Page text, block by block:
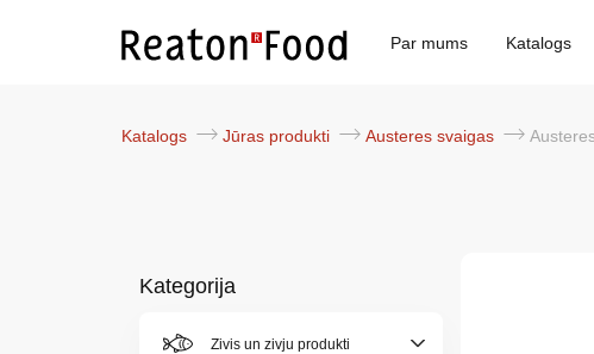
Par mums Katalogs
Katalogs Jūras produkti Austeres svaigas Austeres
Kategorija
Zivis un zivju produkti